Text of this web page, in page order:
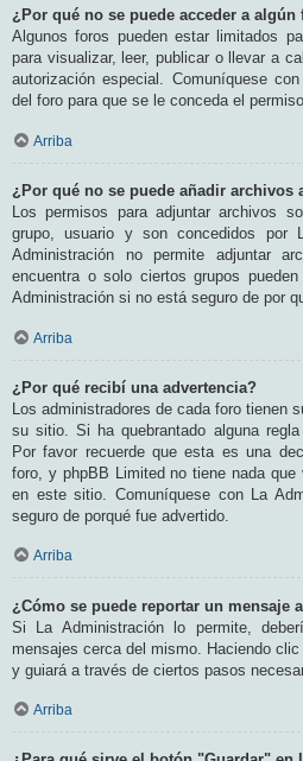
¿Por qué no se puede acceder a algún
Algunos foros pueden estar limitados
para visualizar, leer, publicar o llevar a
autorización especial. Comuníquese
del foro para que se le conceda el
Arriba
¿Por qué no se puede añadir archivos
Los permisos para adjuntar archivos
grupo, usuario y son concedidos por
Administración no permite adjuntar
encuentra o solo ciertos grupos
Administración si no está seguro de por
Arriba
¿Por qué recibí una advertencia?
Los administradores de cada foro tienen
su sitio. Si ha quebrantado alguna regla
Por favor recuerde que esta es una
foro, y phpBB Limited no tiene nada
en este sitio. Comuníquese con La
seguro de porqué fue advertido.
Arriba
¿Cómo se puede reportar un mensaje
Si La Administración lo permite,
mensajes cerca del mismo. Haciendo
y guiará a través de ciertos pasos
Arriba